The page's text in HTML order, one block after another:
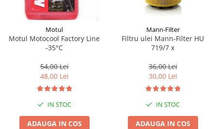
Motul
Motul Motocool Factory Line
-35°C
54,00 Lei
48,00 Lei
IN STOC
ADAUGA IN COS
Mann-Filter
Filtru ulei Mann-Filter HU
719/7 x
36,00 Lei
30,00 Lei
IN STOC
ADAUGA IN COS